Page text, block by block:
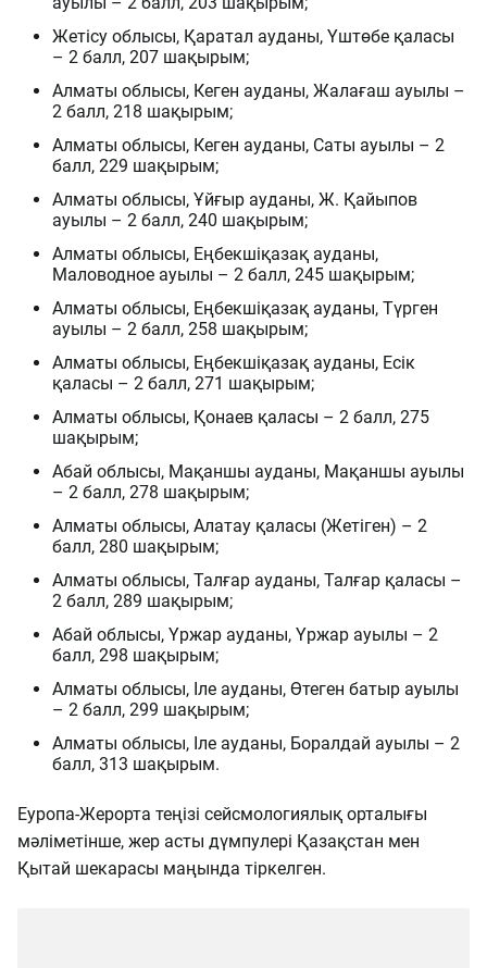
Жетісу облысы, Қаратал ауданы, Үштөбе қаласы
– 2 балл, 207 шақырым;
Алматы облысы, Кеген ауданы, Жалағаш ауылы –
2 балл, 218 шақырым;
Алматы облысы, Кеген ауданы, Саты ауылы – 2
балл, 229 шақырым;
Алматы облысы, Ұйғыр ауданы, Ж. Қайыпов
ауылы – 2 балл, 240 шақырым;
Алматы облысы, Еңбекшіқазақ ауданы,
Маловодное ауылы – 2 балл, 245 шақырым;
Алматы облысы, Еңбекшіқазақ ауданы, Түрген
ауылы – 2 балл, 258 шақырым;
Алматы облысы, Еңбекшіқазақ ауданы, Есік
қаласы – 2 балл, 271 шақырым;
Алматы облысы, Қонаев қаласы – 2 балл, 275
шақырым;
Абай облысы, Мақаншы ауданы, Мақаншы ауылы
– 2 балл, 278 шақырым;
Алматы облысы, Алатау қаласы (Жетіген) – 2
балл, 280 шақырым;
Алматы облысы, Талғар ауданы, Талғар қаласы –
2 балл, 289 шақырым;
Абай облысы, Үржар ауданы, Үржар ауылы – 2
балл, 298 шақырым;
Алматы облысы, Іле ауданы, Өтеген батыр ауылы
– 2 балл, 299 шақырым;
Алматы облысы, Іле ауданы, Боралдай ауылы – 2
балл, 313 шақырым.
Еуропа-Жерорта теңізі сейсмологиялық орталығы
мәліметінше, жер асты дүмпулері Қазақстан мен
Қытай шекарасы маңында тіркелген.